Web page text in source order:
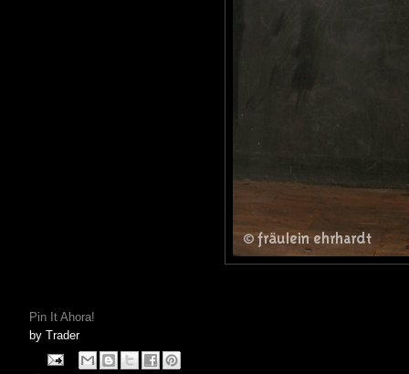
Pin It Ahora!
by Trader